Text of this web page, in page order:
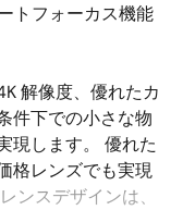
トフォーカス機能
解像度、優れたカ
件下での小さな物
現します。 優れた
格レンズでも実現
ンスデザインは、